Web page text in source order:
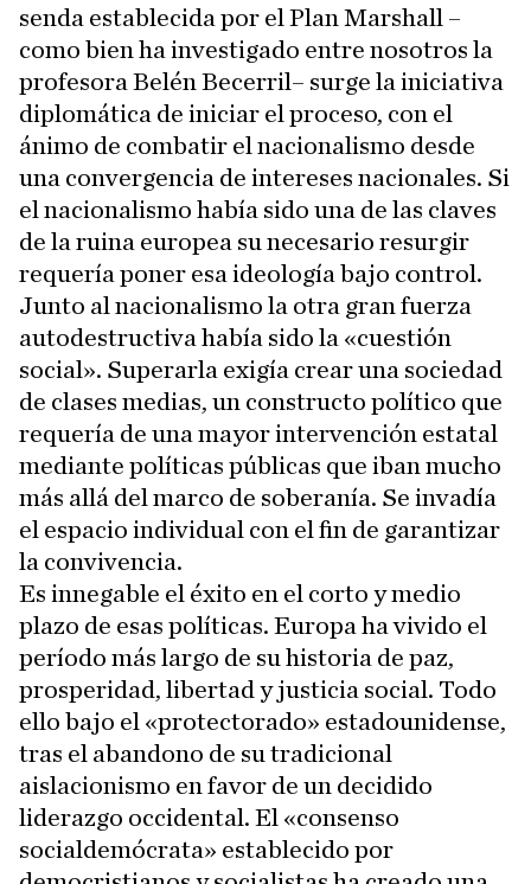
senda establecida por el Plan Marshall –
como bien ha investigado entre nosotros la
profesora Belén Becerril– surge la iniciativa
diplomática de iniciar el proceso, con el
ánimo de combatir el nacionalismo desde
una convergencia de intereses nacionales. Si
el nacionalismo había sido una de las claves
de la ruina europea su necesario resurgir
requería poner esa ideología bajo control.
Junto al nacionalismo la otra gran fuerza
autodestructiva había sido la «cuestión
social». Superarla exigía crear una sociedad
de clases medias, un constructo político que
requería de una mayor intervención estatal
mediante políticas públicas que iban mucho
más allá del marco de soberanía. Se invadía
el espacio individual con el fin de garantizar
la convivencia.
Es innegable el éxito en el corto y medio
plazo de esas políticas. Europa ha vivido el
período más largo de su historia de paz,
prosperidad, libertad y justicia social. Todo
ello bajo el «protectorado» estadounidense,
tras el abandono de su tradicional
aislacionismo en favor de un decidido
liderazgo occidental. El «consenso
socialdemócrata» establecido por